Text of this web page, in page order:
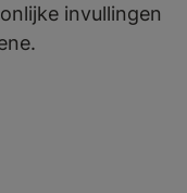
invullingen